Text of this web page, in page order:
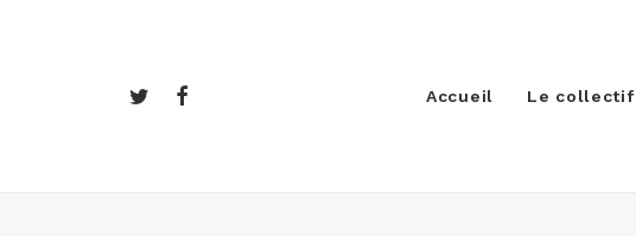
Accueil Le collectif